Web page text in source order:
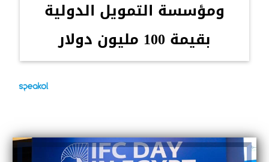
ومؤسسة التمويل الدولية
بقيمة 100 مليون دولار